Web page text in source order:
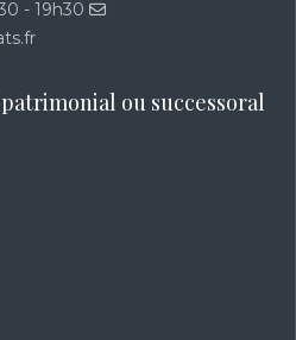
- 19h30
ou successoral